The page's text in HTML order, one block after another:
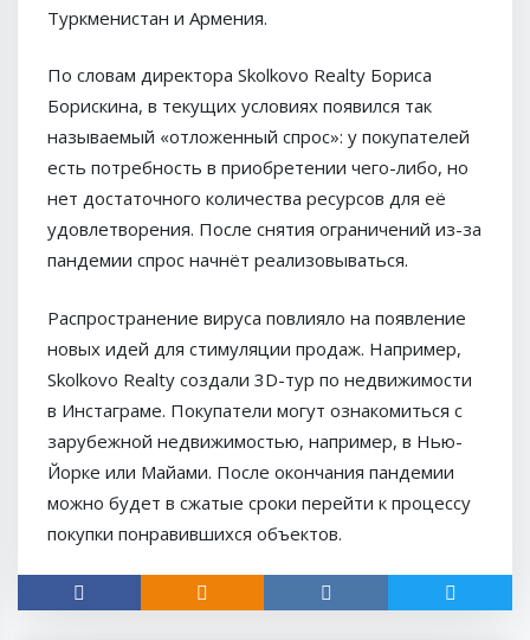
Туркменистан и Армения.
По словам директора Skolkovo Realty Бориса
Борискина, в текущих условиях появился так
называемый «отложенный спрос»: у покупателей
есть потребность в приобретении чего-либо, но
нет достаточного количества ресурсов для её
удовлетворения. После снятия ограничений из-за
пандемии спрос начнёт реализовываться.
Распространение вируса повлияло на появление
новых идей для стимуляции продаж. Например,
Skolkovo Realty создали 3D-тур по недвижимости
в Инстаграме. Покупатели могут ознакомиться с
зарубежной недвижимостью, например, в Нью-
Йорке или Майами. После окончания пандемии
можно будет в сжатые сроки перейти к процессу
покупки понравившихся объектов.